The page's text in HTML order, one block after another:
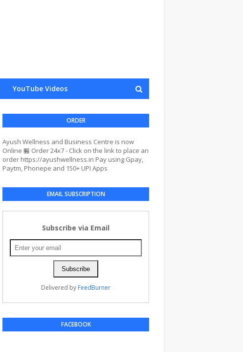
YouTube Videos
ORDER
Ayush Wellness and Business Centre is now
Online 🏪 Order 24x7 - Click on the link to place an
order https://ayushwellness.in Pay using Gpay,
Paytm, Phonepe and 150+ UPI Apps
EMAIL SUBSCRIPTION
Subscribe via Email
Delivered by FeedBurner
FACEBOOK